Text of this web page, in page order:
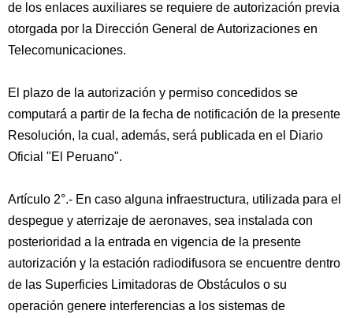
de los enlaces auxiliares se requiere de autorización previa
otorgada por la Dirección General de Autorizaciones en
Telecomunicaciones.
El plazo de la autorización y permiso concedidos se
computará a partir de la fecha de notificación de la presente
Resolución, la cual, además, será publicada en el Diario
Oficial "El Peruano".
Artículo 2°.- En caso alguna infraestructura, utilizada para el
despegue y aterrizaje de aeronaves, sea instalada con
posterioridad a la entrada en vigencia de la presente
autorización y la estación radiodifusora se encuentre dentro
de las Superficies Limitadoras de Obstáculos o su
operación genere interferencias a los sistemas de